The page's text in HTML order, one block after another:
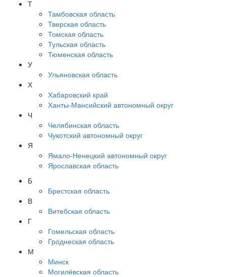
Т
Тамбовская область
Тверская область
Томская область
Тульская область
Тюменская область
У
Ульяновская область
Х
Хабаровский край
Ханты-Мансийский автономный округ
Ч
Челябинская область
Чукотский автономный округ
Я
Ямало-Ненецкий автономный округ
Ярославская область
Б
Брестская область
В
Витебская область
Г
Гомельская область
Гроднеская область
М
Минск
Могилёвская область